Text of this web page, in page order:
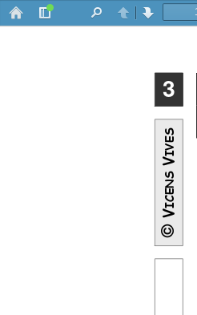
Barra
BuscarAnteriorSiguiente
3
©
V
ICENS
V
IVES